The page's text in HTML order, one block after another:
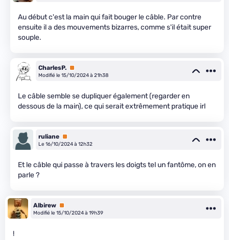
Au début c'est la main qui fait bouger le câble. Par contre
ensuite il a des mouvements bizarres, comme s'il était super
souple.
CharlesP. Premium
Modifié le 15/10/2024 à 21h38
Le câble semble se dupliquer également (regarder en
dessous de la main), ce qui serait extrêmement pratique irl
ruliane Premium
Le 16/10/2024 à 12h32
Et le câble qui passe à travers les doigts tel un fantôme, on en
parle ?
Albirew Premium
Modifié le 15/10/2024 à 19h39
!